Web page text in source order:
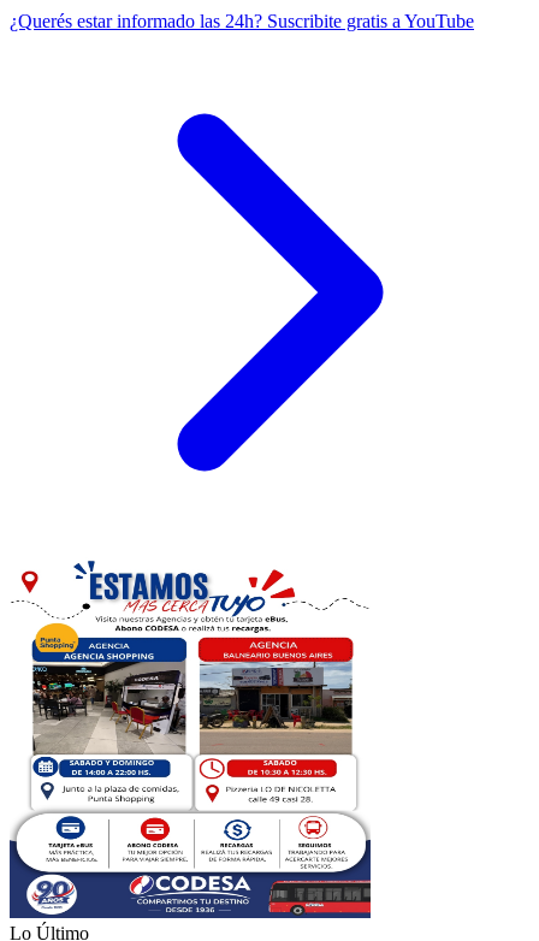
¿Querés estar informado las 24h? Suscribite gratis a YouTube
Lo Último